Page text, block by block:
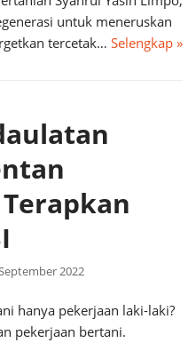
untuk meneruskan
tercetak… Selengkap »
2022
hanya pekerjaan laki-laki?
pekerjaan bertani.